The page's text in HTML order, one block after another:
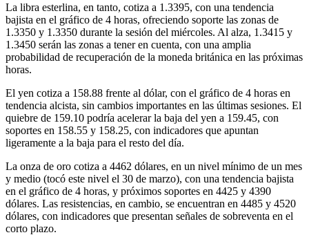
La libra esterlina, en tanto, cotiza a 1.3395, con una tendencia
bajista en el gráfico de 4 horas, ofreciendo soporte las zonas de
1.3350 y 1.3350 durante la sesión del miércoles. Al alza, 1.3415 y
1.3450 serán las zonas a tener en cuenta, con una amplia
probabilidad de recuperación de la moneda británica en las próximas
horas.
El yen cotiza a 158.88 frente al dólar, con el gráfico de 4 horas en
tendencia alcista, sin cambios importantes en las últimas sesiones. El
quiebre de 159.10 podría acelerar la baja del yen a 159.45, con
soportes en 158.55 y 158.25, con indicadores que apuntan
ligeramente a la baja para el resto del día.
La onza de oro cotiza a 4462 dólares, en un nivel mínimo de un mes
y medio (tocó este nivel el 30 de marzo), con una tendencia bajista
en el gráfico de 4 horas, y próximos soportes en 4425 y 4390
dólares. Las resistencias, en cambio, se encuentran en 4485 y 4520
dólares, con indicadores que presentan señales de sobreventa en el
corto plazo.